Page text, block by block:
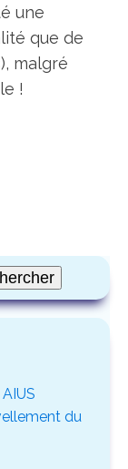
une
que de
malgré
!
du